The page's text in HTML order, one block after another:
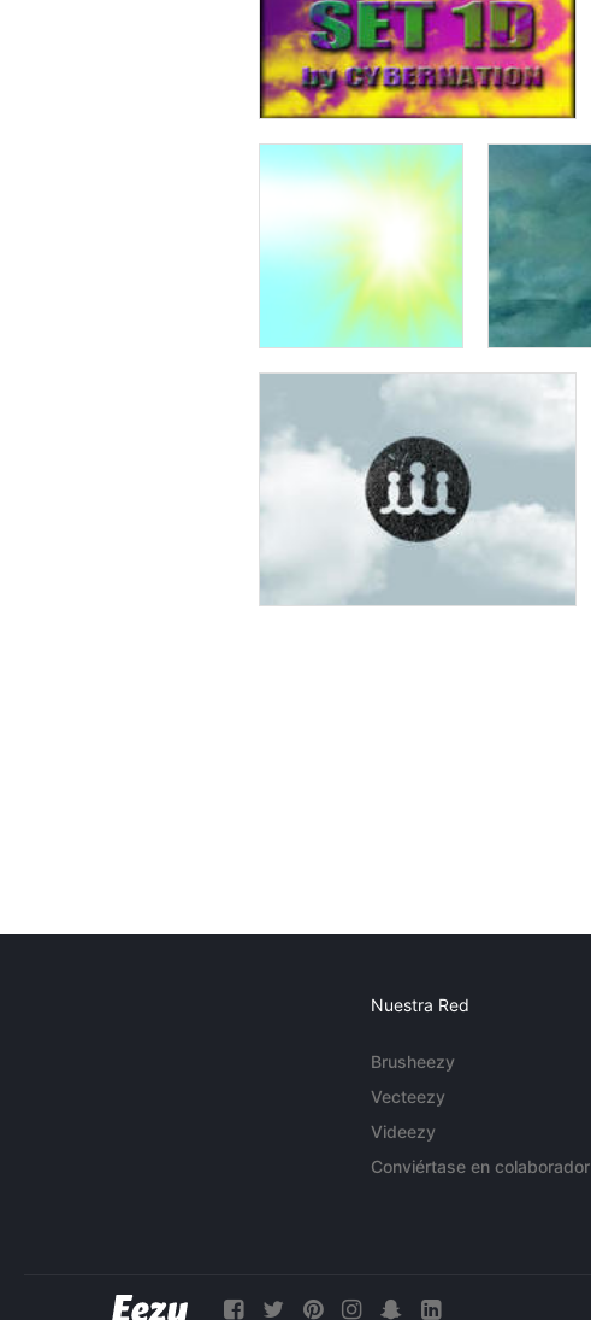
Nuestra Red
Brusheezy
Vecteezy
Videezy
Conviértase en colaborador